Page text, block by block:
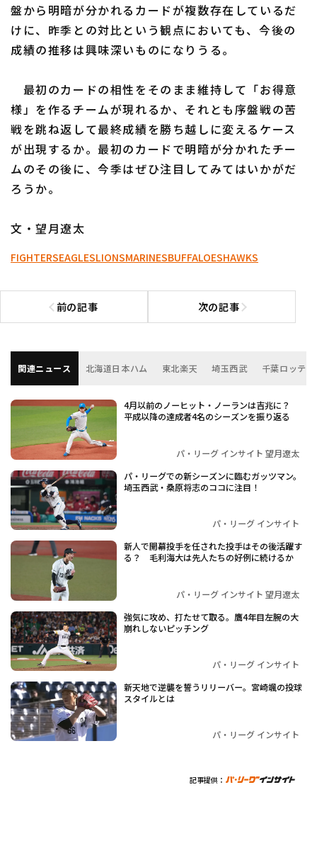
盤から明暗が分かれるカードが複数存在しているだ
けに、昨季との対比という観点においても、今後の
成績の推移は興味深いものになりうる。
最初のカードの相性をそのまま維持して「お得意
様」を作るチームが現れるか、それとも序盤戦の苦
戦を跳ね返して最終成績を勝ち越しに変えるケース
が出現するか。最初のカードで明暗が分かれたチー
ムのその後に、今季はぜひ注目してみてはいかがだ
ろうか。
文・望月遼太
FIGHTERSEAGLESLIONSMARINESBUFFALOESHAWKS
前の記事
前の記事へ 次の記事次の記事へ
関連ニュース 北海道日本ハム 東北楽天 埼玉西武 千葉ロッテ
4月以前のノーヒット・ノーランは吉兆に？
平成以降の達成者4名のシーズンを振り返る
パ・リーグ インサイト 望月遼太
パ・リーグでの新シーズンに臨むガッツマン。
埼玉西武・桑原将志のココに注目！
パ・リーグ インサイト
新人で開幕投手を任された投手はその後活躍す
る？ 毛利海大は先人たちの好例に続けるか
パ・リーグ インサイト 望月遼太
強気に攻め、打たせて取る。鷹4年目左腕の大
崩れしないピッチング
パ・リーグ インサイト
新天地で逆襲を誓うリリーバー。宮崎颯の投球
スタイルとは
パ・リーグ インサイト
記事提供：